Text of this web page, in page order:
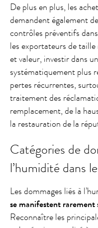
De plus en plus, les
demandent également
contrôles préventifs
les exportateurs de
et valeur, investir dans
systématiquement plus
pertes récurrentes,
traitement des
remplacement, de la
la restauration de la
Catégories de
l’humidité dans
Les dommages liés à
se manifestent rarement
Reconnaître les